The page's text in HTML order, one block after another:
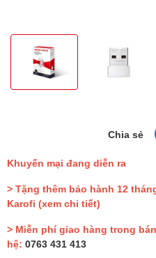
Chia sẻ
Khuyến mại đang diễn ra
> Tặng thêm bảo hành 12
Karofi (xem chi tiết)
> Miễn phí giao hàng trong
hệ: 0763 431 413